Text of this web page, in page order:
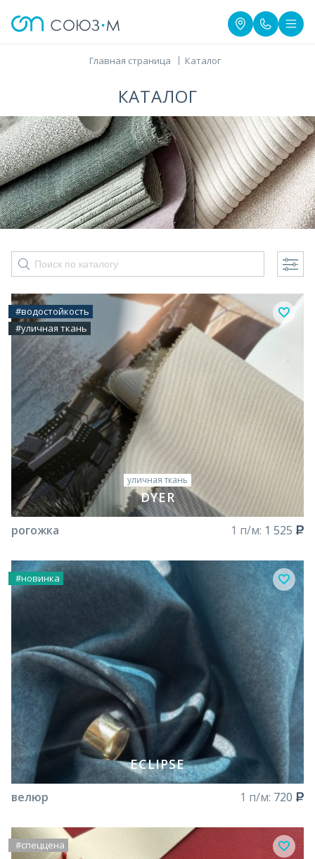
Главная страница Каталог
КАТАЛОГ
#водостойкость
#уличная ткань
уличная ткань
DYER
рогожка 1 п/м: 1 525
#новинка
ECLIPSE
велюр 1 п/м: 720
#спеццена